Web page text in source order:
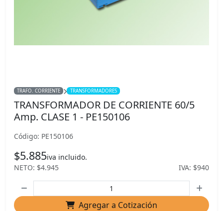
TRAFO. CORRIENTE TRANSFORMADORES
TRANSFORMADOR DE CORRIENTE 60/5
Amp. CLASE 1 - PE150106
Código: PE150106
$5.885iva incluido.
NETO: $4.945
IVA: $940
Agregar a Cotización